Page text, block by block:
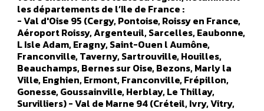
les départements de l’Ile de France :
- Val d'Oise 95 (Cergy, Pontoise, Roissy en France,
Aéroport Roissy, Argenteuil, Sarcelles, Eaubonne,
L Isle Adam, Eragny, Saint-Ouen l Aumône,
Franconville, Taverny, Sartrouville, Houilles,
Beauchamps, Bernes sur Oise, Bezons, Marly la
Ville, Enghien, Ermont, Franconville, Frépillon,
Gonesse, Goussainville, Herblay, Le Thillay,
Survilliers) - Val de Marne 94 (Créteil, Ivry, Vitry,